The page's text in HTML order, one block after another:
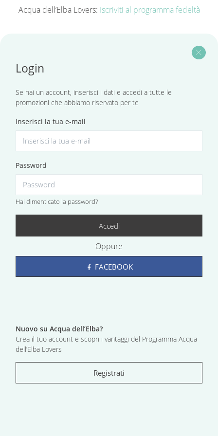
Acqua dell’Elba Lovers: Iscriviti al programma fedeltà
close
Login
Se hai un account, inserisci i dati e accedi a tutte le
promozioni che abbiamo riservato per te
Inserisci la tua e-mail
Password
Hai dimenticato la password?
Accedi
Oppure
FACEBOOK
Nuovo su Acqua dell’Elba?
Crea il tuo account e scopri i vantaggi del Programma Acqua
dell’Elba Lovers
Registrati